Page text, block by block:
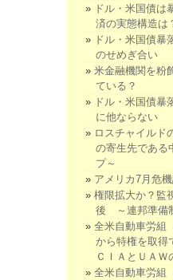
ドル・米国債
済の実態構造は
ドル・米国債暴
のせめぎ合い
米金融機関を粉
ている？
ドル・米国債暴
に他ならない
ロスチャイルド
の寄生先である
プ～
アメリカ7月危
権限拡大か？監
後 ～連邦準備
全米自動車労組
から特権を取
ＣＩＡとＵＡＷ
全米自動車労組